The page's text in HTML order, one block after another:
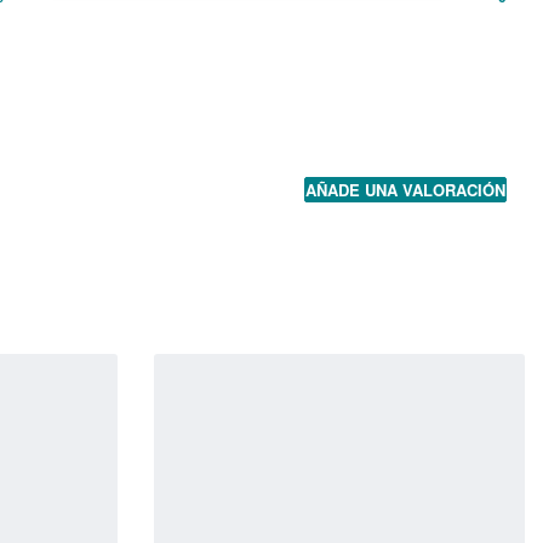
AÑADE UNA VALORACIÓN